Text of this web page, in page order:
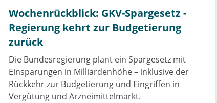
Wochenrückblick: GKV-Spargesetz -
Regierung kehrt zur Budgetierung
zurück
Die Bundesregierung plant ein Spargesetz mit
Einsparungen in Milliardenhöhe – inklusive der
Rückkehr zur Budgetierung und Eingriffen in
Vergütung und Arzneimittelmarkt.